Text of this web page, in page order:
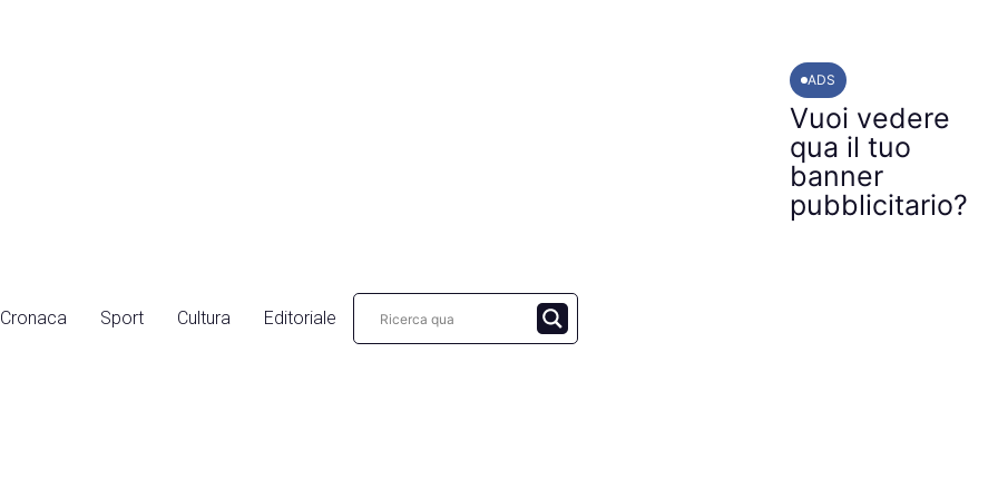
ADS
Vuoi vedere
qua il tuo
banner
pubblicitario?
Cronaca Sport Cultura Editoriale